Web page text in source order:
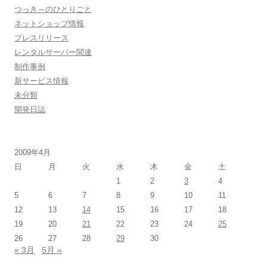
つっき～のひとりごと
ネットショップ情報
プレスリリース
レンタルサーバー関連
制作事例
新サービス情報
未分類
開発日誌
2009年4月
日
月 火 水 木 金
土
1
2 3
4
5
6 7 8 9 10
11
12
13 14 15 16 17
18
19
20 21 22 23 24
25
26
27 28 29 30
« 3月 5月 »